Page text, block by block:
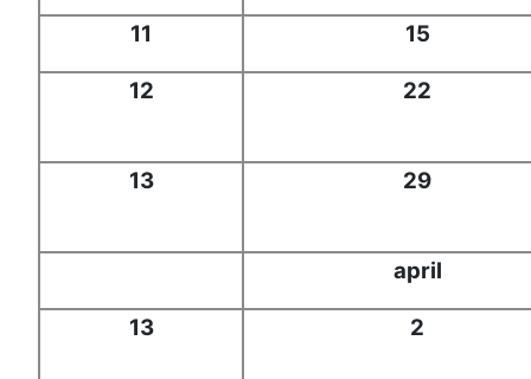
11 15
12 22
13 29
april
13 2